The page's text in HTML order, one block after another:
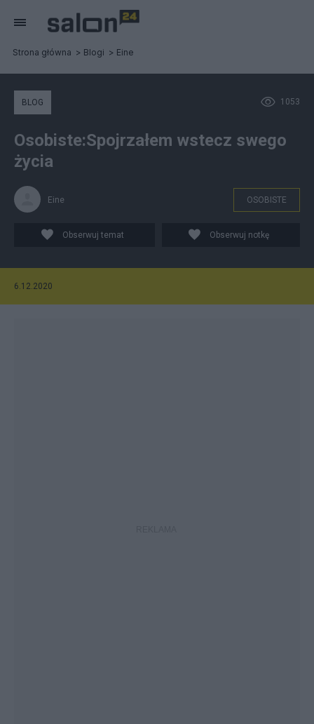
Strona główna Blogi Eine
1053
BLOG
Osobiste:Spojrzałem wstecz swego
życia
Eine OSOBISTE
Obserwuj temat Obserwuj notkę
6.12.2020